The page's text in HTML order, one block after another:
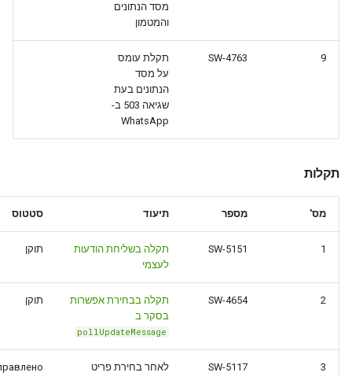
מסד הנתונים
והמטמון
9
SW-4763
תקלת עומס
על מסד
הנתונים בעת
שגיאה 503 ב-
WhatsApp
תקלות
מס' מספר תיעוד סטטוס
1
SW-5151
תקלה בשליחת הודעות
לעצמי
תוקן
2
SW-4654
תקלה בבחירת אפשרות
בסקר ב
pollUpdateMessage
תוקן
3
SW-5117
לאחר בחירת פריט